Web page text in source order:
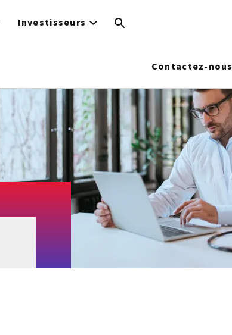
Investisseurs
Contactez-nous